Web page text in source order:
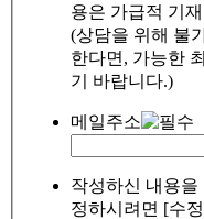
용은 가급적 기
(상담을 위해 불
한다면, 가능한
기 바랍니다.)
메일주소
작성하신 내용
정하시려면 [수